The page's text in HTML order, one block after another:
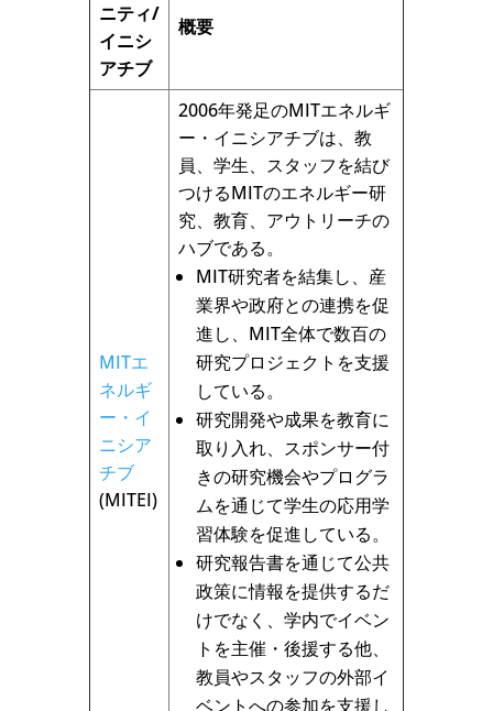
ニティ/
イニシ
アチブ
概要
MITエ
ネルギ
ー・イ
ニシア
チブ
(MITEI)
2006年発足のMITエネルギ
ー・イニシアチブは、教
員、学生、スタッフを結び
つけるMITのエネルギー研
究、教育、アウトリーチの
ハブである。
MIT研究者を結集し、産
業界や政府との連携を促
進し、MIT全体で数百の
研究プロジェクトを支援
している。
研究開発や成果を教育に
取り入れ、スポンサー付
きの研究機会やプログラ
ムを通じて学生の応用学
習体験を促進している。
研究報告書を通じて公共
政策に情報を提供するだ
けでなく、学内でイベン
トを主催・後援する他、
教員やスタッフの外部イ
ベントへの参加を支援し